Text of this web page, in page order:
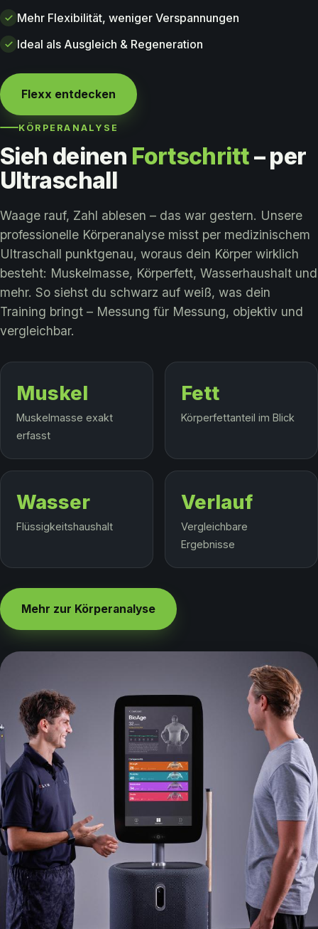
Mehr Flexibilität, weniger Verspannungen
Ideal als Ausgleich & Regeneration
Flexx entdecken
KÖRPERANALYSE
Sieh deinen Fortschritt– per
Ultraschall
Waage rauf, Zahl ablesen – das war gestern. Unsere
professionelle Körperanalyse misst per medizinischem
Ultraschall punktgenau, woraus dein Körper wirklich
besteht: Muskelmasse, Körperfett, Wasserhaushalt und
mehr. So siehst du schwarz auf weiß, was dein
Training bringt – Messung für Messung, objektiv und
vergleichbar.
Muskel
Muskelmasse exakt
erfasst
Fett
Körperfettanteil im Blick
Wasser
Flüssigkeitshaushalt
Verlauf
Vergleichbare
Ergebnisse
Mehr zur Körperanalyse